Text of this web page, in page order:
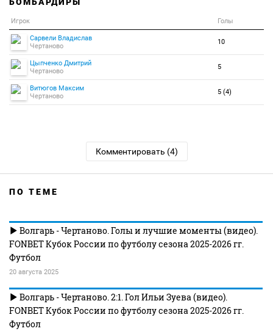
Игрок Голы
Сарвели Владислав
Чертаново
10
Цыпченко Дмитрий
Чертаново
5
Витюгов Максим
Чертаново
5 (4)
Комментировать (4)
ПО ТЕМЕ
Волгарь - Чертаново. Голы и лучшие моменты (видео).
FONBET Кубок России по футболу сезона 2025-2026 гг.
Футбол
20 августа 2025
Волгарь - Чертаново. 2:1. Гол Ильи Зуева (видео).
FONBET Кубок России по футболу сезона 2025-2026 гг.
Футбол